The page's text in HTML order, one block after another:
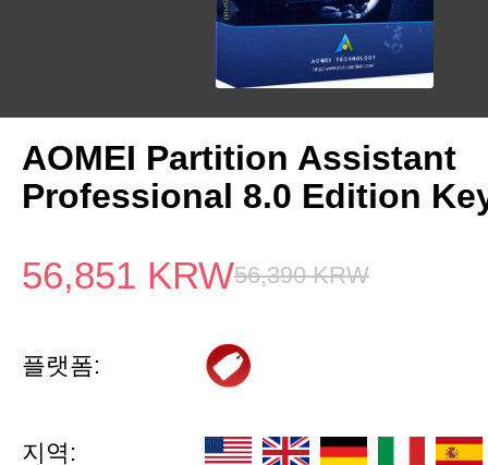
AOMEI Partition Assistant
Professional 8.0 Edition
56,851 KRW56,390 KRW
플랫폼:
지역: